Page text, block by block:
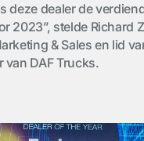
deze dealer de
2023”, stelde Richard
& Sales en lid
van DAF Trucks.